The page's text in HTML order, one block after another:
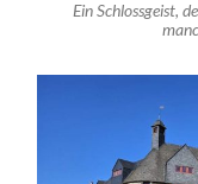
Ein Schlossgeist,